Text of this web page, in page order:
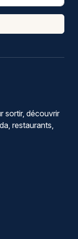
sortir, découvrir
restaurants,